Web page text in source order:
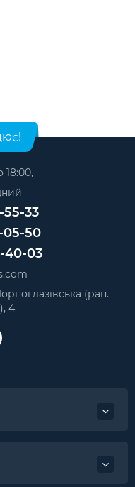
18:00,
55-33
05-50
40-03
(ран.
4